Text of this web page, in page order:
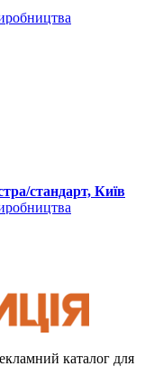
стандарт, Київ
каталог для